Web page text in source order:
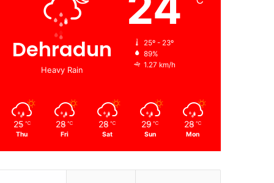
Dehradun
Heavy Rain
25º - 23º
89%
1.27 km/h
25 ℃
Thu
28 ℃
Fri
28 ℃
Sat
29 ℃
Sun
28 ℃
Mon